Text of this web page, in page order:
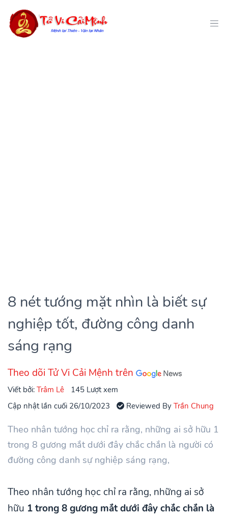
8 nét tướng mặt nhìn là biết sự
nghiệp tốt, đường công danh
sáng rạng
Theo dõi Tử Vi Cải Mệnh trên
Viết bởi:Trâm Lê
145 Lượt xem
Cập nhật lần cuối 26/10/2023
Reviewed ByTrần Chung
Theo nhân tướng học chỉ ra rằng, những ai sở hữu 1
trong 8 gương mắt dưới đây chắc chắn là người có
đường công danh sự nghiệp sáng rạng,
Theo nhân tướng học chỉ ra rằng, những ai sở
hữu 1 trong 8 gương mắt dưới đây chắc chắn là